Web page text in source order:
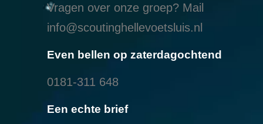
Vragen over onze groep? Mail
info@scoutinghellevoetsluis.nl
Even bellen op zaterdagochtend
0181-311 648
Een echte brief